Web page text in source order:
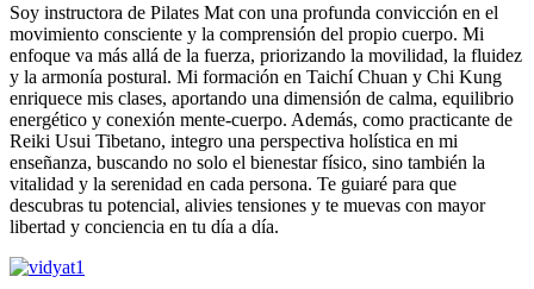
Soy instructora de Pilates Mat con una profunda convicción en el
movimiento consciente y la comprensión del propio cuerpo. Mi
enfoque va más allá de la fuerza, priorizando la movilidad, la fluidez
y la armonía postural. Mi formación en Taichí Chuan y Chi Kung
enriquece mis clases, aportando una dimensión de calma, equilibrio
energético y conexión mente-cuerpo. Además, como practicante de
Reiki Usui Tibetano, integro una perspectiva holística en mi
enseñanza, buscando no solo el bienestar físico, sino también la
vitalidad y la serenidad en cada persona. Te guiaré para que
descubras tu potencial, alivies tensiones y te muevas con mayor
libertad y conciencia en tu día a día.